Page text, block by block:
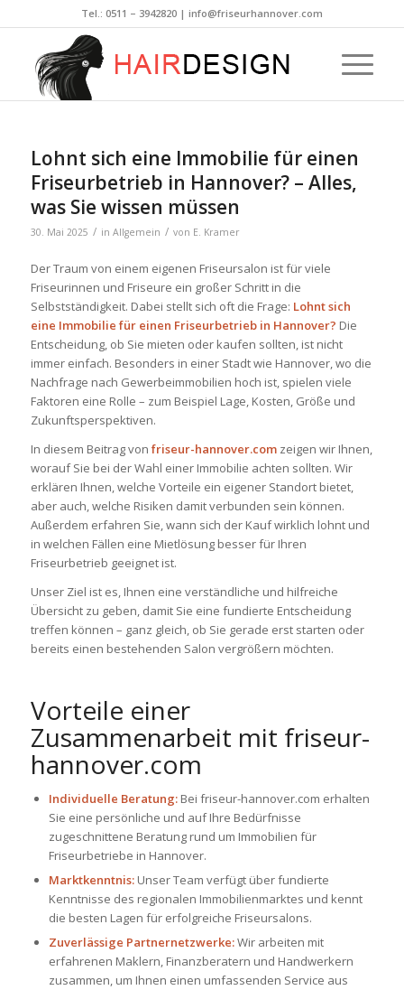
Tel.: 0511 – 3942820| info@friseurhannover.com
Lohnt sich eine Immobilie für einen
Friseurbetrieb in Hannover? – Alles,
was Sie wissen müssen
30. Mai 2025 / in Allgemein / von E. Kramer
Der Traum von einem eigenen Friseursalon ist für viele
Friseurinnen und Friseure ein großer Schritt in die
Selbstständigkeit. Dabei stellt sich oft die Frage: Lohnt sich
eine Immobilie für einen Friseurbetrieb in Hannover? Die
Entscheidung, ob Sie mieten oder kaufen sollten, ist nicht
immer einfach. Besonders in einer Stadt wie Hannover, wo die
Nachfrage nach Gewerbeimmobilien hoch ist, spielen viele
Faktoren eine Rolle – zum Beispiel Lage, Kosten, Größe und
Zukunftsperspektiven.
In diesem Beitrag von friseur-hannover.comzeigen wir Ihnen,
worauf Sie bei der Wahl einer Immobilie achten sollten. Wir
erklären Ihnen, welche Vorteile ein eigener Standort bietet,
aber auch, welche Risiken damit verbunden sein können.
Außerdem erfahren Sie, wann sich der Kauf wirklich lohnt und
in welchen Fällen eine Mietlösung besser für Ihren
Friseurbetrieb geeignet ist.
Unser Ziel ist es, Ihnen eine verständliche und hilfreiche
Übersicht zu geben, damit Sie eine fundierte Entscheidung
treffen können – ganz gleich, ob Sie gerade erst starten oder
bereits einen bestehenden Salon vergrößern möchten.
Vorteile einer
Zusammenarbeit mit friseur-
hannover.com
Individuelle Beratung:Bei friseur-hannover.com erhalten
Sie eine persönliche und auf Ihre Bedürfnisse
zugeschnittene Beratung rund um Immobilien für
Friseurbetriebe in Hannover.
Marktkenntnis:Unser Team verfügt über fundierte
Kenntnisse des regionalen Immobilienmarktes und kennt
die besten Lagen für erfolgreiche Friseursalons.
Zuverlässige Partnernetzwerke:Wir arbeiten mit
erfahrenen Maklern, Finanzberatern und Handwerkern
zusammen, um Ihnen einen umfassenden Service aus